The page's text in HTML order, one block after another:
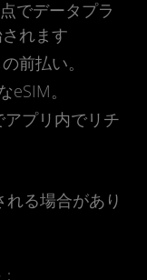
でデータプラ
れます
前払い。
。
プリ内でリチ
る場合があり